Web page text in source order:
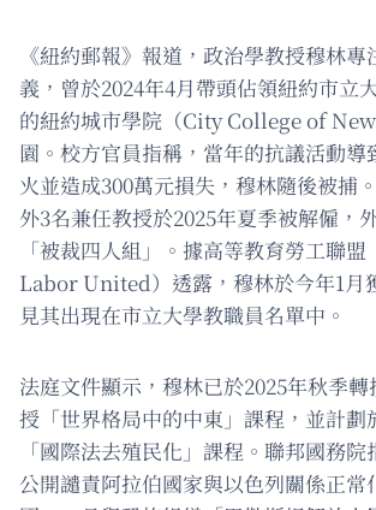
《紐約郵報》報道，政治學教授穆林專
義，曾於2024年4月帶頭佔領紐約市立
的紐約城市學院（City College of
園。校方官員指稱，當年的抗議活動導
火並造成300萬元損失，穆林隨後被捕
外3名兼任教授於2025年夏季被解僱，
「被裁四人組」。據高等教育勞工聯
Labor United）透露，穆林於今年1月
見其出現在市立大學教職員名單中。
法庭文件顯示，穆林已於2025年秋季
授「世界格局中的中東」課程，並計劃
「國際法去殖民化」課程。聯邦國務院
公開譴責阿拉伯國家與以色列關係正常